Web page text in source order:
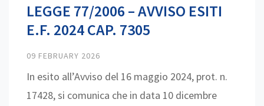
LEGGE 77/2006 – AVVISO ESITI
E.F. 2024 CAP. 7305
09 FEBRUARY 2026
In esito all’Avviso del 16 maggio 2024, prot. n.
17428, si comunica che in data 10 dicembre